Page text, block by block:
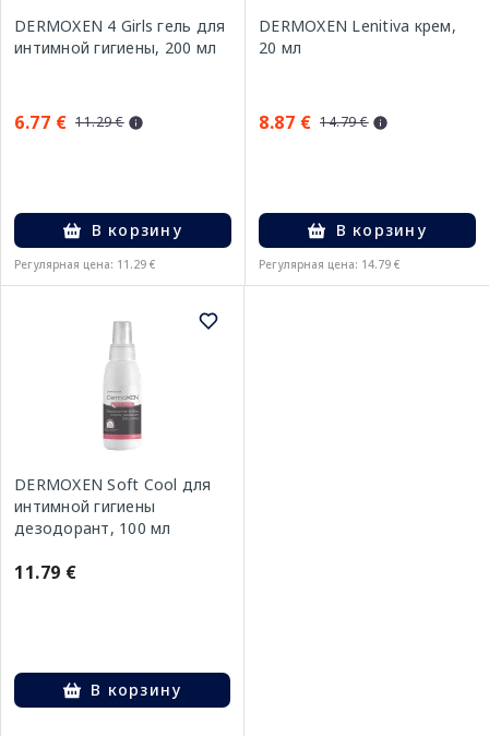
DERMOXEN 4 Girls гель для
интимной гигиены, 200 мл
6.77 € 11.29 €
В корзину
Регулярная цена: 11.29 €
DERMOXEN Lenitiva крем,
20 мл
8.87 € 14.79 €
В корзину
Регулярная цена: 14.79 €
DERMOXEN Soft Cool для
интимной гигиены
дезодорант, 100 мл
11.79 €
В корзину